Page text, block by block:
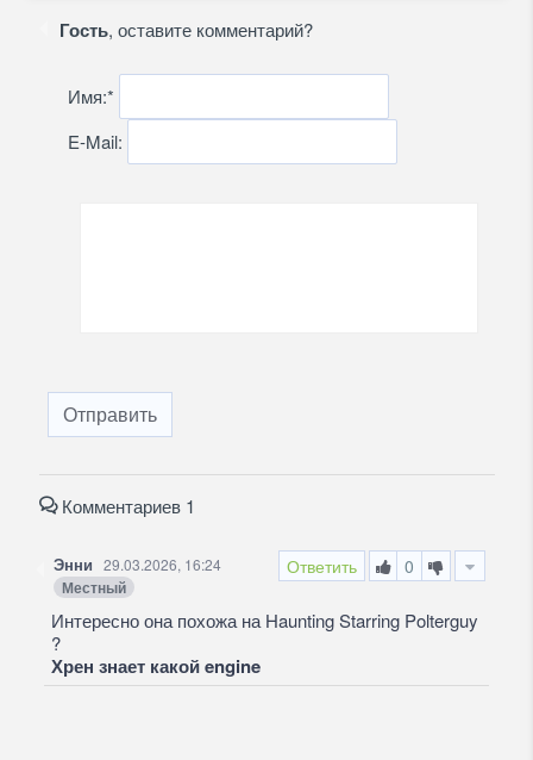
Гость, оставите комментарий?
Имя:*
E-Mail:
Отправить
Комментариев 1
Ответить 0
Энни 29.03.2026, 16:24
Местный
Интересно она похожа на Haunting Starring Polterguy
?
Хрен знает какой engine